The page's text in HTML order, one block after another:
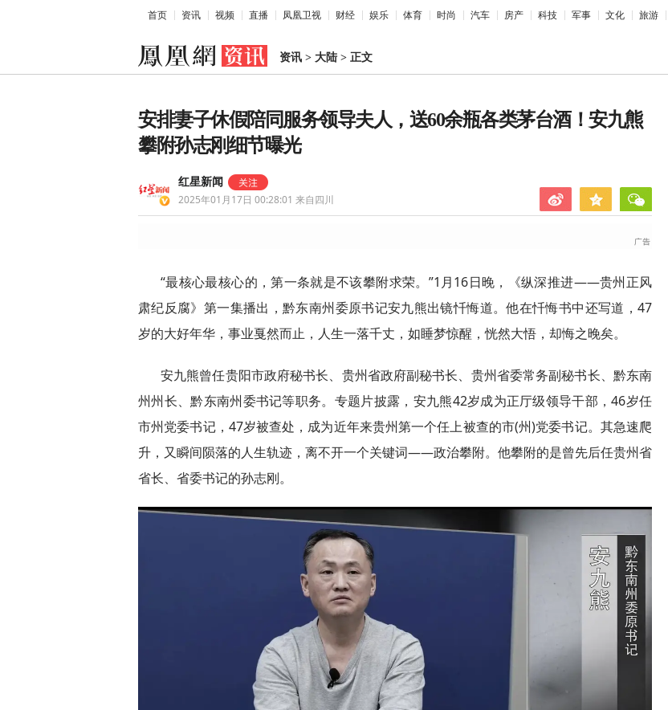
首页 资讯 视频 直播 凤凰卫视 财经 娱乐 体育 时尚 汽车 房产 科技 军事 文化 旅游
资讯 > 大陆 > 正文
安排妻子休假陪同服务领导夫人，送60余瓶各类茅台酒！安九熊
攀附孙志刚细节曝光
红星新闻
2025年01月17日 00:28:01 来自四川
“最核心最核心的，第一条就是不该攀附求荣。”1月16日晚，《纵深推进——贵州正风
肃纪反腐》第一集播出，黔东南州委原书记安九熊出镜忏悔道。他在忏悔书中还写道，47
岁的大好年华，事业戛然而止，人生一落千丈，如睡梦惊醒，恍然大悟，却悔之晚矣。
安九熊曾任贵阳市政府秘书长、贵州省政府副秘书长、贵州省委常务副秘书长、黔东南
州州长、黔东南州委书记等职务。专题片披露，安九熊42岁成为正厅级领导干部，46岁任
市州党委书记，47岁被查处，成为近年来贵州第一个任上被查的市(州)党委书记。其急速爬
升，又瞬间陨落的人生轨迹，离不开一个关键词——政治攀附。他攀附的是曾先后任贵州省
省长、省委书记的孙志刚。